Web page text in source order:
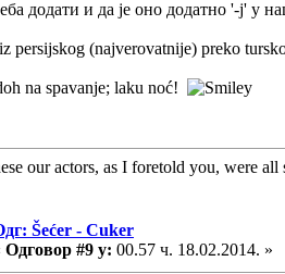
додати и да је оно додатно '-ј' у
persijskog (najverovatnije) preko
na spavanje; laku noć!
our actors, as I foretold you, were
Šećer - Cuker
Одговор #9 у: 00.57 ч. 18.02.2014. »